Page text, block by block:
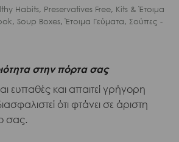
Habits, Preservatives Free, Kits & Έτοιμα
, Soup Boxes,Έτοιμα Γεύματα, Σούπες -
στην πόρτα σας
ευπαθές και απαιτεί γρήγορη
ότι φτάνει σε άριστη
σας.